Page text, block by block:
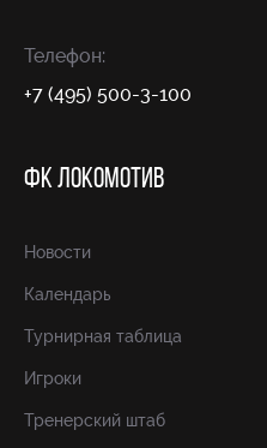
Телефон:
+7 (495) 500-3-100
ФК ЛОКОМОТИВ
Новости
Календарь
Турнирная таблица
Игроки
Тренерский штаб